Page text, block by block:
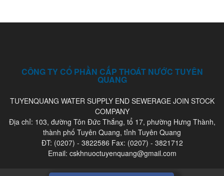
CÔNG TY CỔ PHẦN CẤP THOÁT NƯỚC TUYÊN
QUANG
TUYENQUANG WATER SUPPLY END SEWERAGE JOIN STOCK
COMPANY
Địa chỉ: 103, đường Tôn Đức Thắng, tổ 17, phường Hưng Thành,
thành phố Tuyên Quang, tỉnh Tuyên Quang
ĐT: (0207) - 3822586 Fax: (0207) - 3821712
Email: cskhnuoctuyenquang@gmail.com